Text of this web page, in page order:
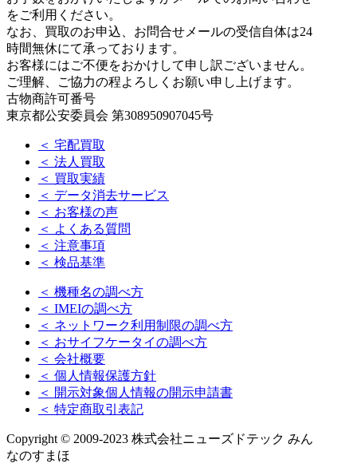
をご利用ください。
なお、買取のお申込、お問合せメールの受信自体は24
時間無休にて承っております。
お客様にはご不便をおかけして申し訳ございません。
ご理解、ご協力の程よろしくお願い申し上げます。
古物商許可番号
東京都公安委員会 第308950907045号
＜ 宅配買取
＜ 法人買取
＜ 買取実績
＜ データ消去サービス
＜ お客様の声
＜ よくある質問
＜ 注意事項
＜ 検品基準
＜ 機種名の調べ方
＜ IMEIの調べ方
＜ ネットワーク利用制限の調べ方
＜ おサイフケータイの調べ方
＜ 会社概要
＜ 個人情報保護方針
＜ 開示対象個人情報の開示申請書
＜ 特定商取引表記
Copyright © 2009-2023 株式会社ニューズドテック みん
なのすまほ